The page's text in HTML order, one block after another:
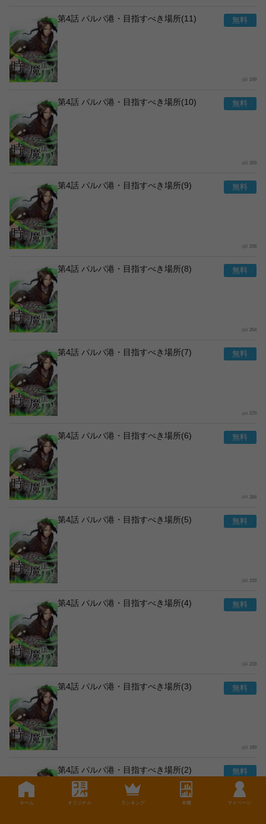
第4話 パルバ港・目指すべき場所(11)
249
第4話 パルバ港・目指すべき場所(10)
203
第4話 パルバ港・目指すべき場所(9)
208
第4話 パルバ港・目指すべき場所(8)
254
第4話 パルバ港・目指すべき場所(7)
270
第4話 パルバ港・目指すべき場所(6)
284
第4話 パルバ港・目指すべき場所(5)
233
第4話 パルバ港・目指すべき場所(4)
219
第4話 パルバ港・目指すべき場所(3)
189
第4話 パルバ港・目指すべき場所(2)
ホーム オリジナル ランキング 本棚 マイページ